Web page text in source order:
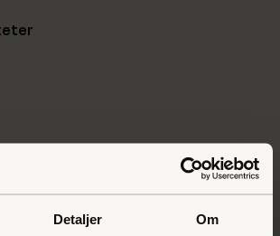
Detaljer Om
sitemap er like viktig som å ha en i
Denne organiserte oversikten gjør det
å finne og indeksere alle
dine, noe som igjen forbedrer